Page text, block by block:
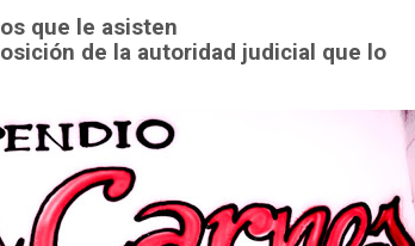
que le asisten
de la autoridad judicial que lo